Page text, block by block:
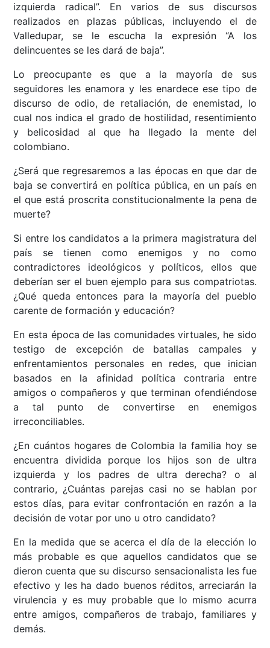
izquierda radical”. En varios de sus discursos
realizados en plazas públicas, incluyendo el de
Valledupar, se le escucha la expresión “A los
delincuentes se les dará de baja”.
Lo preocupante es que a la mayoría de sus
seguidores les enamora y les enardece ese tipo de
discurso de odio, de retaliación, de enemistad, lo
cual nos indica el grado de hostilidad, resentimiento
y belicosidad al que ha llegado la mente del
colombiano.
¿Será que regresaremos a las épocas en que dar de
baja se convertirá en política pública, en un país en
el que está proscrita constitucionalmente la pena de
muerte?
Si entre los candidatos a la primera magistratura del
país se tienen como enemigos y no como
contradictores ideológicos y políticos, ellos que
deberían ser el buen ejemplo para sus compatriotas.
¿Qué queda entonces para la mayoría del pueblo
carente de formación y educación?
En esta época de las comunidades virtuales, he sido
testigo de excepción de batallas campales y
enfrentamientos personales en redes, que inician
basados en la afinidad política contraria entre
amigos o compañeros y que terminan ofendiéndose
a tal punto de convertirse en enemigos
irreconciliables.
¿En cuántos hogares de Colombia la familia hoy se
encuentra dividida porque los hijos son de ultra
izquierda y los padres de ultra derecha? o al
contrario, ¿Cuántas parejas casi no se hablan por
estos días, para evitar confrontación en razón a la
decisión de votar por uno u otro candidato?
En la medida que se acerca el día de la elección lo
más probable es que aquellos candidatos que se
dieron cuenta que su discurso sensacionalista les fue
efectivo y les ha dado buenos réditos, arreciarán la
virulencia y es muy probable que lo mismo acurra
entre amigos, compañeros de trabajo, familiares y
demás.